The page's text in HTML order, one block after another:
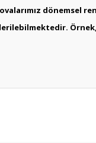
dönemsel